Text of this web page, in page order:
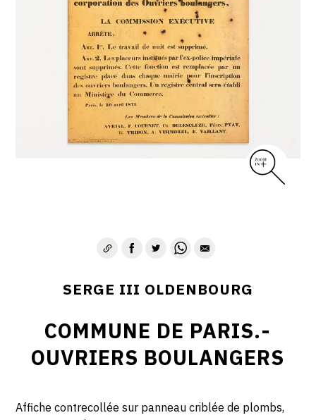
CONTACT
SERGE III OLDENBOURG
COMMUNE DE PARIS.-
OUVRIERS BOULANGERS
Affiche contrecollée sur panneau criblée de plombs,